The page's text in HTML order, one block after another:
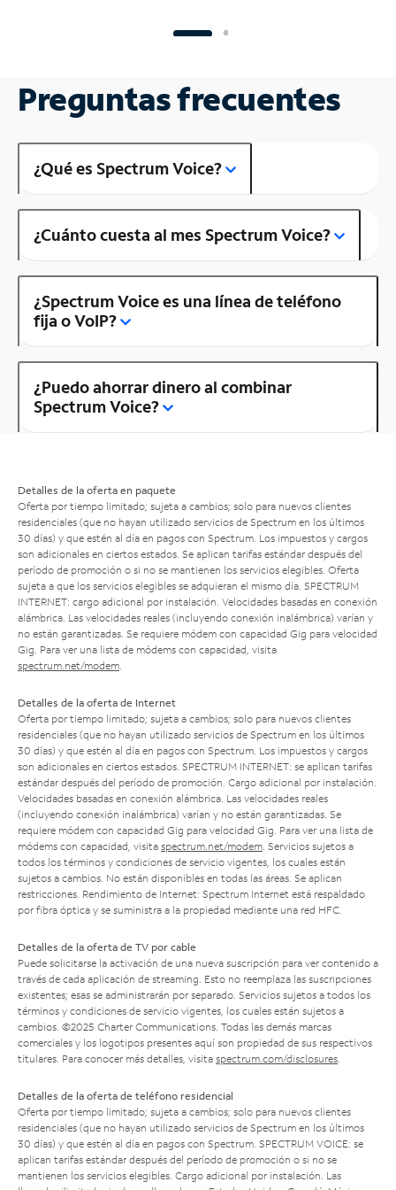
Preguntas frecuentes
¿Qué es Spectrum Voice?
¿Cuánto cuesta al mes Spectrum Voice?
¿Spectrum Voice es una línea de teléfono
fija o VoIP?
¿Puedo ahorrar dinero al combinar
Spectrum Voice?
Detalles de la oferta en paquete
Oferta por tiempo limitado; sujeta a cambios; solo para nuevos clientes
residenciales (que no hayan utilizado servicios de Spectrum en los últimos
30 días) y que estén al día en pagos con Spectrum. Los impuestos y cargos
son adicionales en ciertos estados. Se aplican tarifas estándar después del
período de promoción o si no se mantienen los servicios elegibles. Oferta
sujeta a que los servicios elegibles se adquieran el mismo día. SPECTRUM
INTERNET: cargo adicional por instalación. Velocidades basadas en conexión
alámbrica. Las velocidades reales (incluyendo conexión inalámbrica) varían y
no están garantizadas. Se requiere módem con capacidad Gig para velocidad
Gig. Para ver una lista de módems con capacidad, visita
spectrum.net/modem
Detalles de la oferta de Internet
Oferta por tiempo limitado; sujeta a cambios; solo para nuevos clientes
residenciales (que no hayan utilizado servicios de Spectrum en los últimos
30 días) y que estén al día en pagos con Spectrum. Los impuestos y cargos
son adicionales en ciertos estados. SPECTRUM INTERNET: se aplican tarifas
estándar después del período de promoción. Cargo adicional por instalación.
Velocidades basadas en conexión alámbrica. Las velocidades reales
(incluyendo conexión inalámbrica) varían y no están garantizadas. Se
requiere módem con capacidad Gig para velocidad Gig. Para ver una lista de
módems con capacidad, visita spectrum.net/modem . Servicios sujetos a
todos los términos y condiciones de servicio vigentes, los cuales están
sujetos a cambios. No están disponibles en todas las áreas. Se aplican
restricciones. Rendimiento de Internet: Spectrum Internet está respaldado
por fibra óptica y se suministra a la propiedad mediante una red HFC.
Detalles de la oferta de TV por cable
Puede solicitarse la activación de una nueva suscripción para ver contenido a
través de cada aplicación de streaming. Esto no reemplaza las suscripciones
existentes; esas se administrarán por separado. Servicios sujetos a todos los
términos y condiciones de servicio vigentes, los cuales están sujetos a
cambios. ©2025 Charter Communications. Todas las demás marcas
comerciales y los logotipos presentes aquí son propiedad de sus respectivos
titulares. Para conocer más detalles, visita spectrum.com/disclosures
Detalles de la oferta de teléfono residencial
Oferta por tiempo limitado; sujeta a cambios; solo para nuevos clientes
residenciales (que no hayan utilizado servicios de Spectrum en los últimos
30 días) y que estén al día en pagos con Spectrum. SPECTRUM VOICE: se
aplican tarifas estándar después del período de promoción o si no se
mantienen los servicios elegibles. Cargo adicional por instalación. Las